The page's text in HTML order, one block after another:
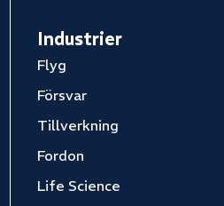
Industrier
Flyg
Försvar
Tillverkning
Fordon
Life Science